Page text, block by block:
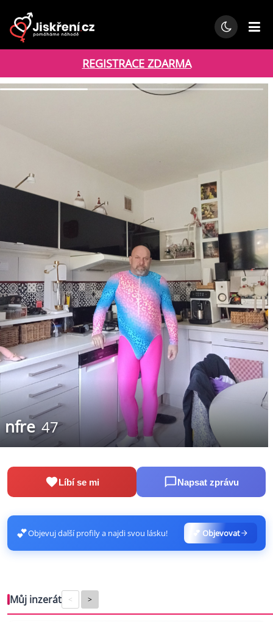
REGISTRACE ZDARMA
nfre 47
Líbí se mi Napsat zprávu
💕Objevuj další profily a najdi svou lásku! 💕 Objevovat
Můj inzerát < >